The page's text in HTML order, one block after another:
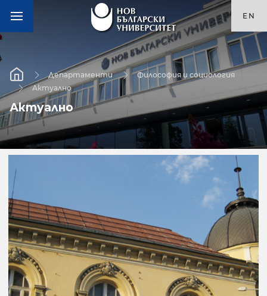
EN
Департаменти
Философия и социология
Актуално
Актуално